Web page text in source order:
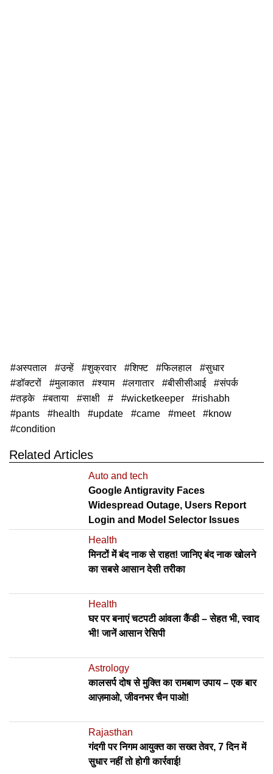
अस्पताल उन्हें शुक्रवार शिफ्ट फिलहाल
सुधार
डॉक्टरों
मुलाकात श्याम लगातार बीसीसीआई
संपर्क
तड़के
बताया साक्षी wicketkeeper
rishabh
pants
health update came meet
know
condition
Related Articles
Auto and tech
Google Antigravity Faces
Widespread Outage, Users Report
Login and Model Selector Issues
Health
मिनटों में बंद नाक से राहत! जानिए बंद नाक खोलने
का सबसे आसान देसी तरीका
Health
घर पर बनाएं चटपटी आंवला कैंडी – सेहत भी, स्वाद
भी! जानें आसान रेसिपी
Astrology
कालसर्प दोष से मुक्ति का रामबाण उपाय – एक बार
आज़माओ, जीवनभर चैन पाओ!
Rajasthan
गंदगी पर निगम आयुक्त का सख्त तेवर, 7 दिन में
सुधार नहीं तो होगी कार्रवाई!